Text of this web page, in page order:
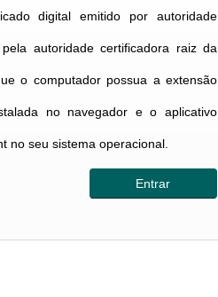
digital emitido por autoridade
autoridade certificadora raiz da
o computador possua a extensão
no navegador e o aplicativo
no seu sistema operacional.